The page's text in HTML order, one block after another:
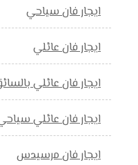
ايجار فان سياحي
ايجار فان عائلي
ايجار فان عائلي
ايجار فان عائلي
ايجار فان مرسيدس